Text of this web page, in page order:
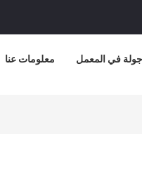
معلومات عنا جولة في المعمل